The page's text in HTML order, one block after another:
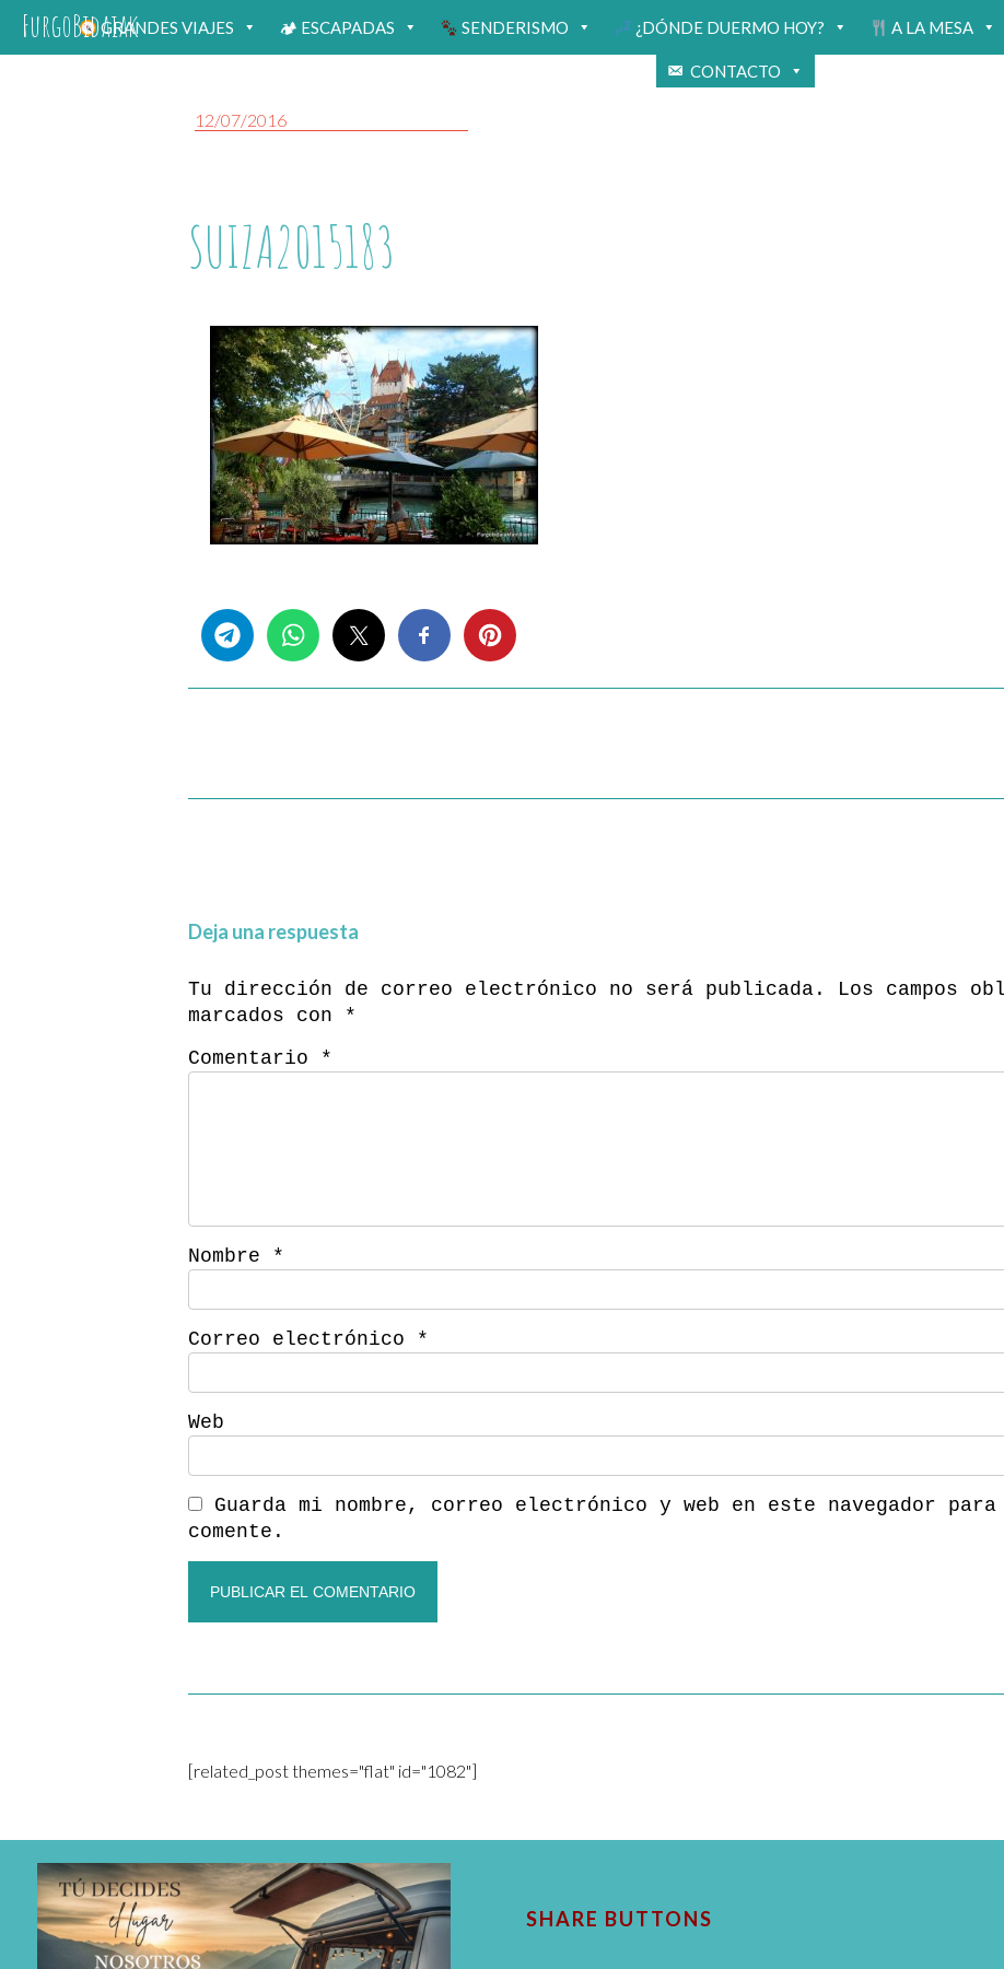
FurgoBidaiakGRANDES VIAJES 🏕 ESCAPADAS SENDERISMO ¿DÓNDE DUERMO HOY? A LA MESA
CONTACTO
12/07/2016
SUIZA2015183
Deja una respuesta
Tu dirección de correo electrónico no será publicada.
Los campos
marcados con *
Comentario *
Nombre *
Correo electrónico *
Web
Guarda mi nombre, correo electrónico y web en este navegador
comente.
[related_post themes="flat" id="1082"]
SHARE BUTTONS